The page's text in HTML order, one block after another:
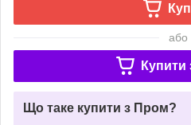
або
Купити
Що таке купити з Пром?